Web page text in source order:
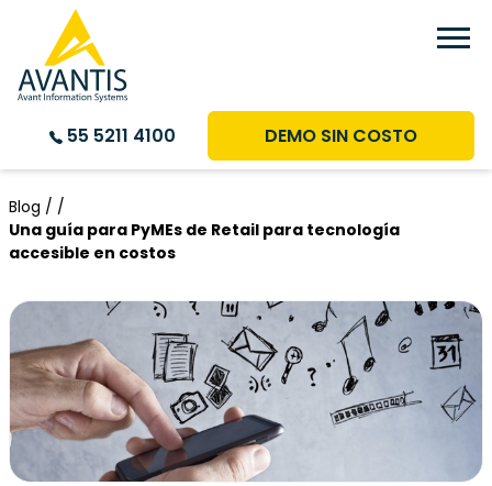
55 5211 4100 DEMO SIN COSTO
Blog / /
Una guía para PyMEs de Retail para tecnología
accesible en costos